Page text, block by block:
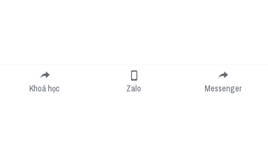
Submit
Khoá học Zalo Messenger